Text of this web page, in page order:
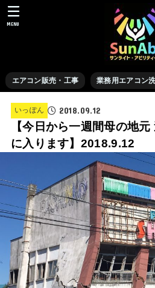
エアコン販売・工事 業務用エアコン
MENU
いっぽん 2018.09.12
【今日から一週間母の地
に入ります】2018.9.12